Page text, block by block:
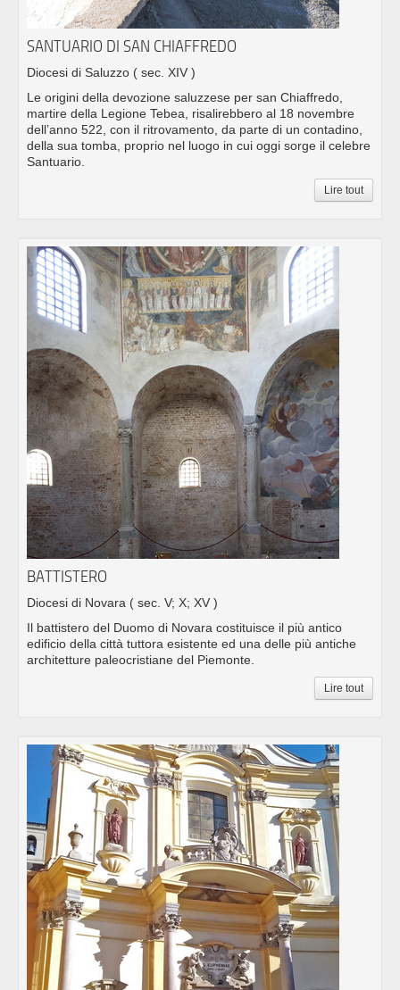
SANTUARIO DI SAN CHIAFFREDO
Diocesi di Saluzzo ( sec. XIV )
Le origini della devozione saluzzese per san Chiaffredo,
martire della Legione Tebea, risalirebbero al 18 novembre
dell’anno 522, con il ritrovamento, da parte di un contadino,
della sua tomba, proprio nel luogo in cui oggi sorge il celebre
Santuario.
Lire tout
BATTISTERO
Diocesi di Novara ( sec. V; X; XV )
Il battistero del Duomo di Novara costituisce il più antico
edificio della città tuttora esistente ed una delle più antiche
architetture paleocristiane del Piemonte.
Lire tout